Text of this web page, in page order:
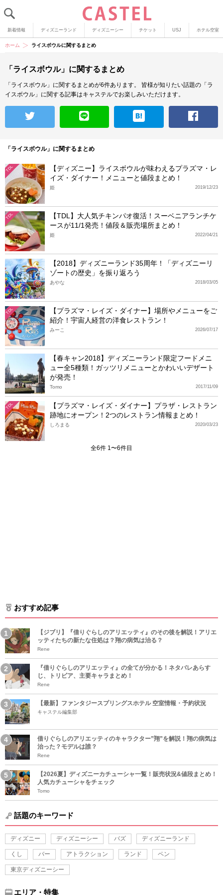
新着情報 ディズニーランド ディズニーシー チケット USJ ホテル空室
ホーム ライスボウルに関するまとめ
「ライスボウル」に関するまとめ
「ライスボウル」に関するまとめが6件あります。
皆様が知りたい話題の「ラ
イスボウル」に関する記事はキャステルでお楽しみいただけます。
「ライスボウル」に関するまとめ
TDL
【ディズニー】ライスボウルが味わえるプラズマ・レ
イズ・ダイナー！メニューと値段まとめ！
2019/12/23
姫
TDL
【TDL】大人気チキンパオ復活！スーベニアランチケ
ースが11/1発売！値段＆販売場所まとめ！
2022/04/21
姫
【2018】ディズニーランド35周年！「ディズニーリ
ゾートの歴史」を振り返ろう
2018/03/05
あやな
TDL
【プラズマ・レイズ・ダイナー】場所やメニューをご
紹介！宇宙人経営の洋食レストラン！
2026/07/17
みーこ
【春キャン2018】ディズニーランド限定フードメニ
ュー全5種類！ガッツリメニューとかわいいデザート
が発売！
2017/11/09
Tomo
TDL
【プラズマ・レイズ・ダイナー】プラザ・レストラン
跡地にオープン！2つのレストラン情報まとめ！
2020/03/23
しろまる
全6件 1〜6件目
おすすめ記事
【ジブリ】『借りぐらしのアリエッティ』のその後を解説！アリエ
ッティたちの新たな住処は？翔の病気は治る？
Rene
『借りぐらしのアリエッティ』の全てが分かる！ネタバレあらす
じ、トリビア、主要キャラまとめ！
Rene
【最新】ファンタジースプリングスホテル 空室情報・予約状況
キャステル編集部
借りぐらしのアリエッティのキャラクター”翔”を解説！翔の病気は
治った？モデルは誰？
Rene
【2026夏】ディズニーカチューシャ一覧！販売状況&値段まとめ！
人気カチューシャをチェック
Tomo
話題のキーワード
ディズニー ディズニーシー バズ ディズニーランド
くし バー アトラクション ランド ペン
東京ディズニーシー
エリア・特集